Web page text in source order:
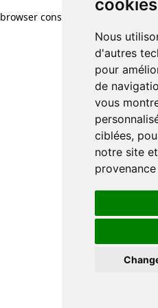
cookies
Nous
d'autres
pour
de
vous
ciblées,
notre site
browser console for more